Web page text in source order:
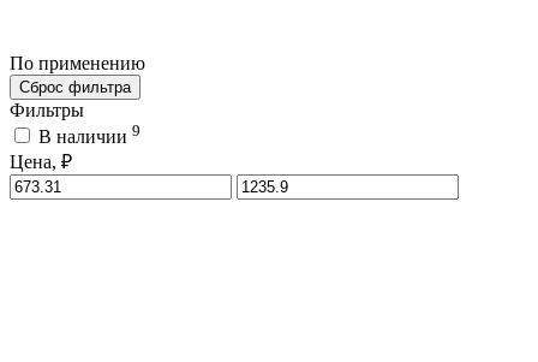
По применению
Сброс фильтра
Фильтры
В наличии 9
Цена, ₽